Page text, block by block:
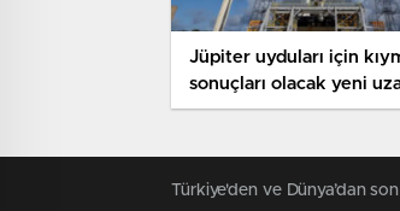
Jüpiter uyduları için
sonuçları olacak yeni
vazifesi başlıyor!
Türkiye'den ve Dünya’dan